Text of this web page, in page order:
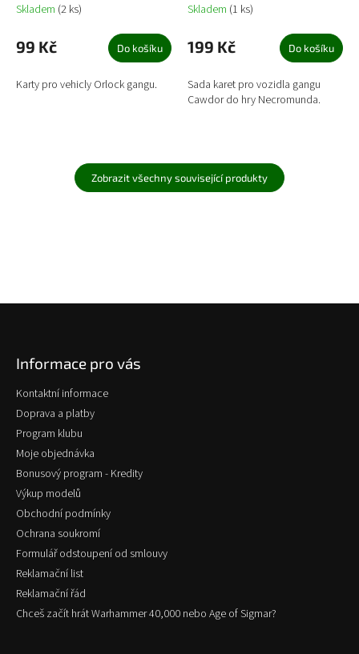
Skladem (2 ks)
99 Kč Do košíku
Karty pro vehicly Orlock gangu.
Skladem (1 ks)
199 Kč Do košíku
Sada karet pro vozidla gangu
Cawdor do hry Necromunda.
Zobrazit všechny související produkty
Informace pro vás
Kontaktní informace
Doprava a platby
Program klubu
Moje objednávka
Bonusový program - Kredity
Výkup modelů
Obchodní podmínky
Ochrana soukromí
Formulář odstoupení od smlouvy
Reklamační list
Reklamační řád
Chceš začít hrát Warhammer 40,000 nebo Age of Sigmar?